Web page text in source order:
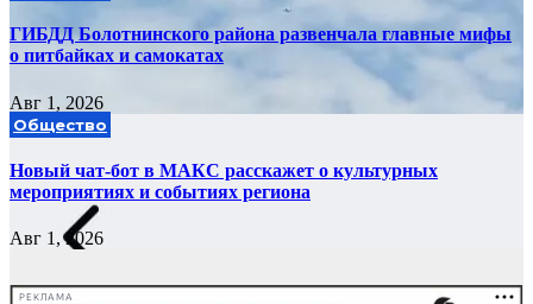
ГИБДД Болотнинского района развенчала главные мифы
о питбайках и самокатах
Авг 1, 2026
Общество
Новый чат-бот в МАКС расскажет о культурных
мероприятиях и событиях региона
Авг 1, 2026
РЕКЛАМА